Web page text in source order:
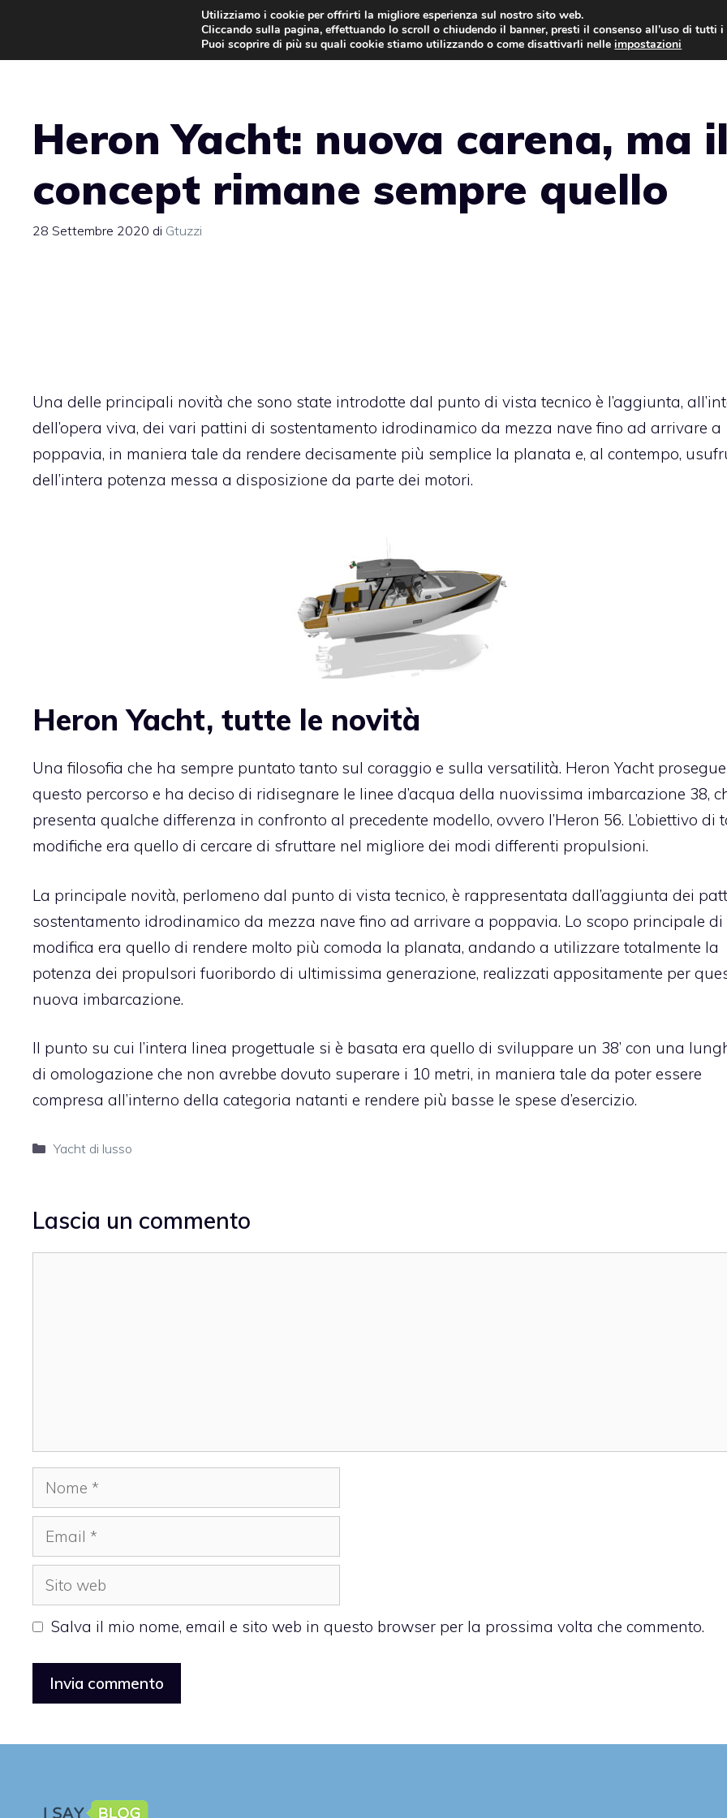
contenuto
NEWS LEGGI & NORMATIVE
Heron Yacht: nuova carena, ma il
concept rimane sempre quello
28 Settembre 2020 di Gtuzzi
Una delle principali novità che sono state introdotte dal punto di vista tecnico è l’aggiunta,
dell’opera viva, dei vari pattini di sostentamento idrodinamico da mezza nave fino ad arrivare a
poppavia, in maniera tale da rendere decisamente più semplice la planata e, al contempo,
dell’intera potenza messa a disposizione da parte dei motori.
Heron Yacht, tutte le novità
Una filosofia che ha sempre puntato tanto sul coraggio e sulla versatilità. Heron Yacht
questo percorso e ha deciso di ridisegnare le linee d’acqua della nuovissima imbarcazione 38,
presenta qualche differenza in confronto al precedente modello, ovvero l’Heron 56. L’obiettivo di
modifiche era quello di cercare di sfruttare nel migliore dei modi differenti propulsioni.
La principale novità, perlomeno dal punto di vista tecnico, è rappresentata dall’aggiunta dei
sostentamento idrodinamico da mezza nave fino ad arrivare a poppavia. Lo scopo principale di
modifica era quello di rendere molto più comoda la planata, andando a utilizzare totalmente la
potenza dei propulsori fuoribordo di ultimissima generazione, realizzati appositamente per
nuova imbarcazione.
Il punto su cui l’intera linea progettuale si è basata era quello di sviluppare un 38’ con una
di omologazione che non avrebbe dovuto superare i 10 metri, in maniera tale da poter essere
compresa all’interno della categoria natanti e rendere più basse le spese d’esercizio.
Categorie
Yacht di lusso
Lascia un commento
Nome
Email
Sito
web
Salva il mio nome, email e sito web in questo browser per la prossima volta che commento.
Utilizziamo i cookie per offrirti la migliore esperienza sul nostro sito web.
Cliccando sulla pagina, effettuando lo scroll o chiudendo il banner, presti il consenso all’uso di tutti i
Puoi scoprire di più su quali cookie stiamo utilizzando o come disattivarli nelleimpostazioni